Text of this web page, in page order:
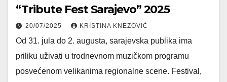
“Tribute Fest Sarajevo” 2025
20/07/2025 KRISTINA KNEZOVIĆ
Od 31. jula do 2. augusta, sarajevska publika ima
priliku uživati u trodnevnom muzičkom programu
posvećenom velikanima regionalne scene. Festival,